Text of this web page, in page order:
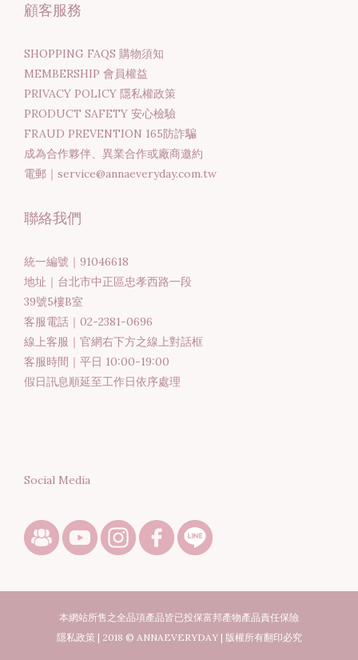
顧客服務
SHOPPING FAQS 購物須知
MEMBERSHIP 會員權益
PRIVACY POLICY 隱私權政策
PRODUCT SAFETY 安心檢驗
FRAUD PREVENTION 165防詐騙
成為合作夥伴、異業合作或廠商邀約
電郵｜service@annaeveryday.com.tw
聯絡我們
統一編號｜91046618
地址｜台北市中正區忠孝西路一段
39號5樓B室
客服電話｜02-2381-0696
線上客服｜官網右下方之線上對話框
客服時間｜平日 10:00-19:00
假日訊息順延至工作日依序處理
Social Media
本網站所售之全品項產品皆已投保富邦產物產品責任保險
隱私政策 | 2018 © ANNAEVERYDAY | 版權所有翻印必究